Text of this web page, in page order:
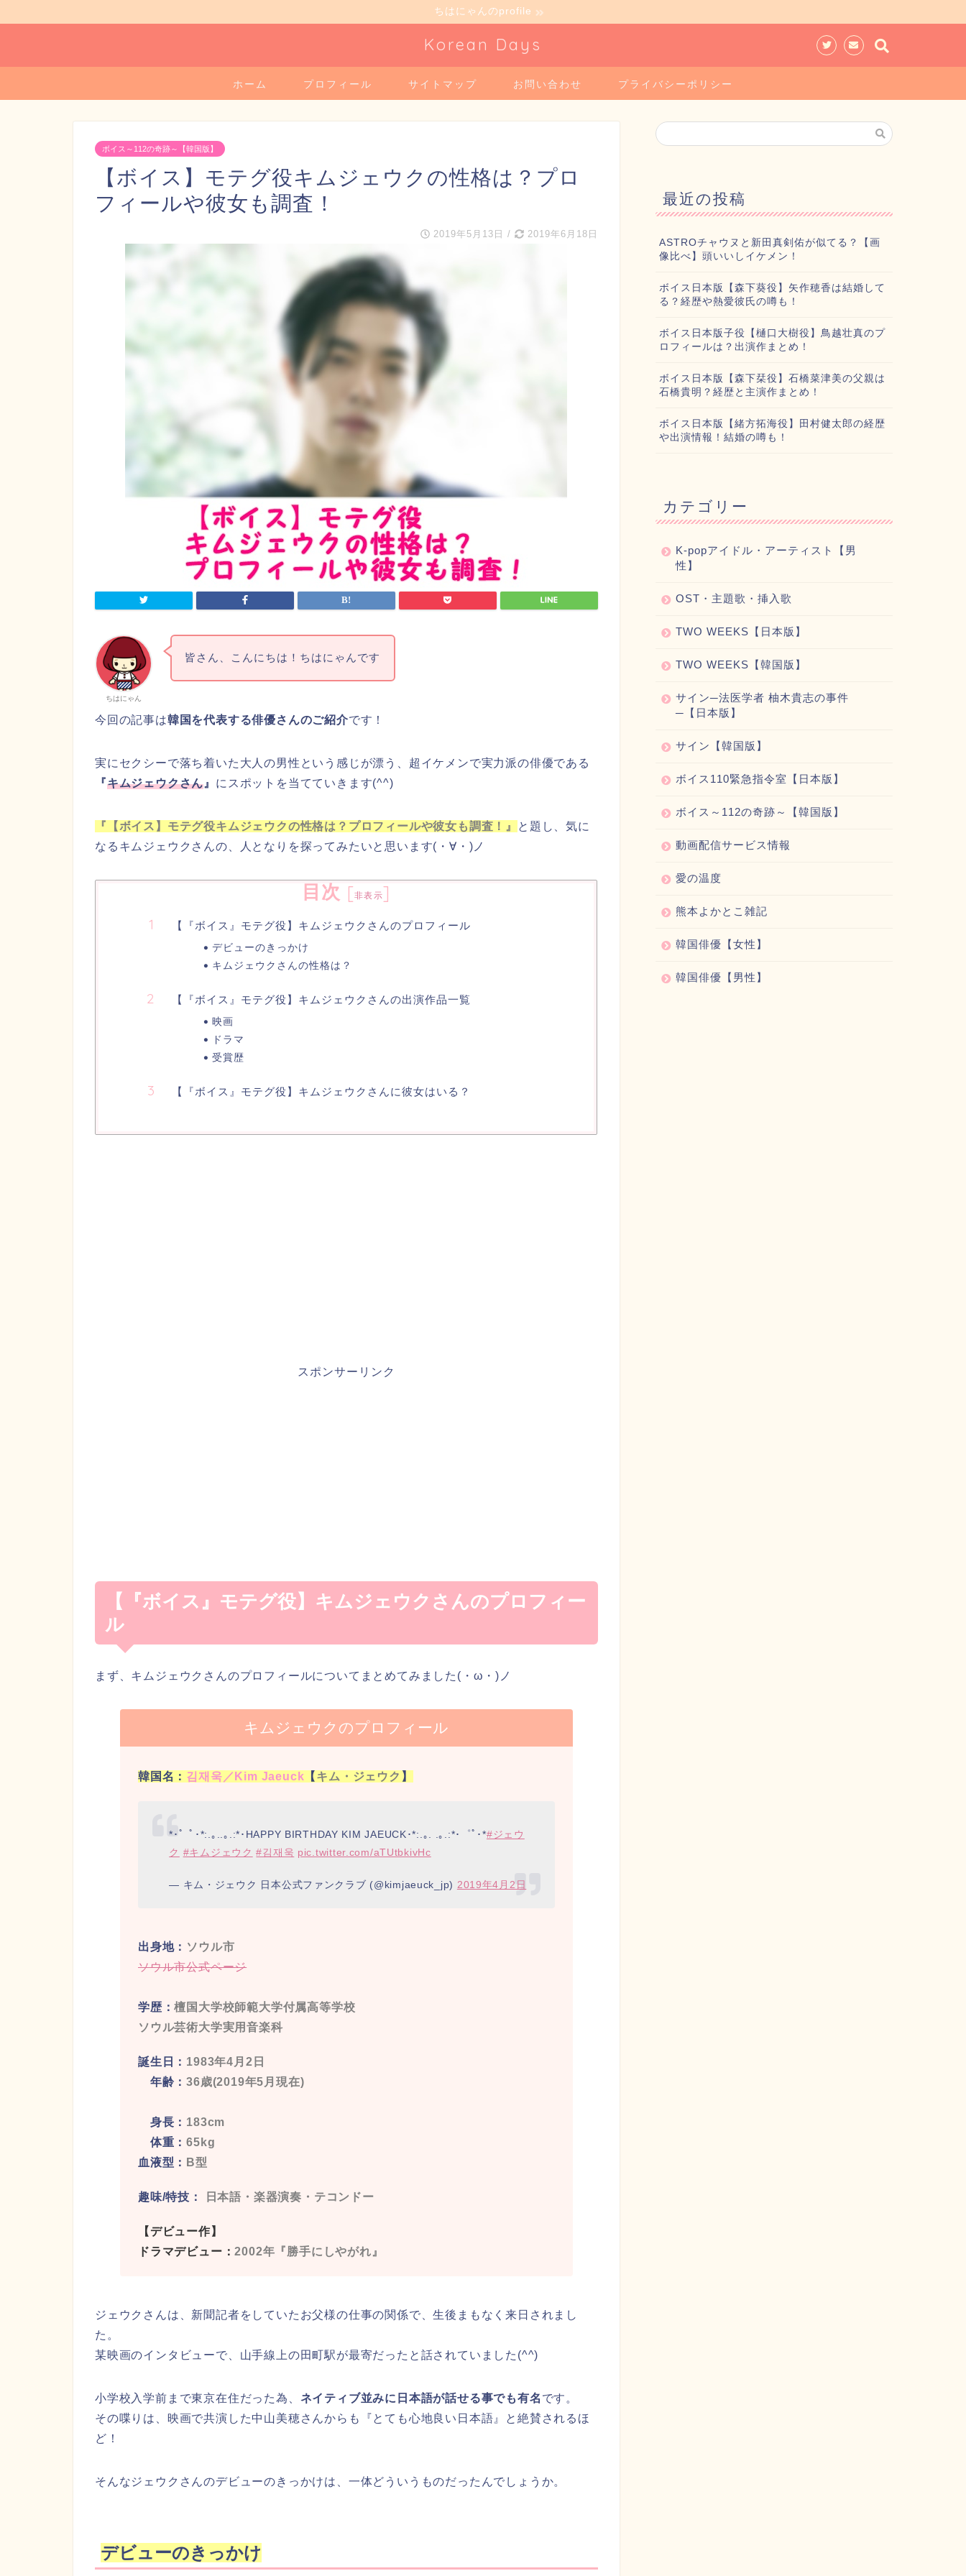
ちはにゃんのprofile
Korean Days
ホーム プロフィール サイトマップ お問い合わせ プライバシーポリシー
ボイス～112の奇跡～【韓国版】
【ボイス】モテグ役キムジェウクの性格は？プロ
フィールや彼女も調査！
2019年5月13日 / 2019年6月18日
ちはにゃん
皆さん、こんにちは！ちはにゃんです
今回の記事は韓国を代表する俳優さんのご紹介です！
実にセクシーで落ち着いた大人の男性という感じが漂う、超イケメンで実力派の俳優である
『キムジェウクさん 』 にスポットを当てていきます(^^)
『【ボイス】モテグ役キムジェウクの性格は？プロフィールや彼女も調査！』
と題し、気に
なるキムジェウクさんの、人となりを探ってみたいと思います(・∀・)ノ
目次 [非表示]
【『ボイス』モテグ役】キムジェウクさんのプロフィール
デビューのきっかけ
キムジェウクさんの性格は？
【『ボイス』モテグ役】キムジェウクさんの出演作品一覧
映画
ドラマ
受賞歴
【『ボイス』モテグ役】キムジェウクさんに彼女はいる？
スポンサーリンク
【『ボイス』モテグ役】キムジェウクさんのプロフィー
ル
まず、キムジェウクさんのプロフィールについてまとめてみました(・ω・)ノ
キムジェウクのプロフィール
韓国名： 김재욱／Kim Jaeuck 【 キム・ジェウク 】
*･゜ﾟ･*:.｡..｡.:*･HAPPY BIRTHDAY KIM JAEUCK･*:.｡. .｡.:*･゜ﾟ･*#ジェウ
ク #キムジェウク #김재욱 pic.twitter.com/aTUtbkivHc
— キム・ジェウク 日本公式ファンクラブ (@kimjaeuck_jp) 2019年4月2日
出身地： ソウル市
ソウル市公式ページ
学歴：檀国大学校師範大学付属高等学校
ソウル芸術大学実用音楽科
誕生日： 1983年4月2日
年齢：36歳(2019年5月現在)
身長： 183cm
体重：65kg
血液型： B型
趣味/特技： 日本語・楽器演奏・テコンドー
【デビュー作】
ドラマデビュー：2002年『勝手にしやがれ』
ジェウクさんは、新聞記者をしていたお父様の仕事の関係で、生後まもなく来日されまし
た。
某映画のインタビューで、山手線上の田町駅が最寄だったと話されていました(^^)
小学校入学前まで東京在住だった為、 ネイティブ並みに日本語が話せる事でも有名 です。
その喋りは、映画で共演した中山美穂さんからも『とても心地良い日本語』と絶賛されるほ
ど！
そんなジェウクさんのデビューのきっかけは、一体どういうものだったんでしょうか。
デビューのきっかけ
最近の投稿
ASTROチャウヌと新田真剣佑が似てる？【画
像比べ】頭いいしイケメン！
ボイス日本版【森下葵役】矢作穂香は結婚して
る？経歴や熱愛彼氏の噂も！
ボイス日本版子役【樋口大樹役】鳥越壮真のプ
ロフィールは？出演作まとめ！
ボイス日本版【森下栞役】石橋菜津美の父親は
石橋貴明？経歴と主演作まとめ！
ボイス日本版【緒方拓海役】田村健太郎の経歴
や出演情報！結婚の噂も！
カテゴリー
K-popアイドル・アーティスト【男
性】
OST・主題歌・挿入歌
TWO WEEKS【日本版】
TWO WEEKS【韓国版】
サイン─法医学者 柚木貴志の事件
─【日本版】
サイン【韓国版】
ボイス110緊急指令室【日本版】
ボイス～112の奇跡～【韓国版】
動画配信サービス情報
愛の温度
熊本よかとこ雑記
韓国俳優【女性】
韓国俳優【男性】